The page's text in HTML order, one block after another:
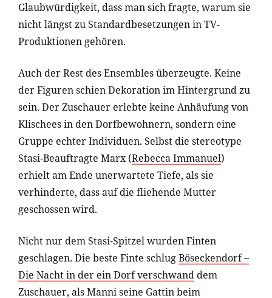
Glaubwürdigkeit, dass man sich fragte, warum sie
nicht längst zu Standardbesetzungen in TV-
Produktionen gehören.
Auch der Rest des Ensembles überzeugte. Keine
der Figuren schien Dekoration im Hintergrund zu
sein. Der Zuschauer erlebte keine Anhäufung von
Klischees in den Dorfbewohnern, sondern eine
Gruppe echter Individuen. Selbst die stereotype
Stasi-Beauftragte Marx (Rebecca Immanuel)
erhielt am Ende unerwartete Tiefe, als sie
verhinderte, dass auf die fliehende Mutter
geschossen wird.
Nicht nur dem Stasi-Spitzel wurden Finten
geschlagen. Die beste Finte schlugBöseckendorf –
Die Nacht in der ein Dorf verschwand dem
Zuschauer, als Manni seine Gattin beim